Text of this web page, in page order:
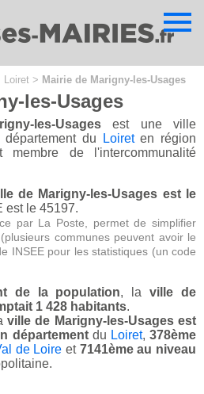
Loiret > Mairie de Marigny-les-Usages
les-Usages
les-Usagesest une ville
du
Loireten région
de l'intercommunalité
de Marigny-les-Usages est le
est le 45197.
par La Poste, permet de simplifier
communes peuvent avoir le
INSEE pour les statistiques (un code
de la population, laville de
1 428 habitants.
ville de Marigny-les-Usages est
départementdu Loiret,378ème
de Loire et 7141ème au niveau